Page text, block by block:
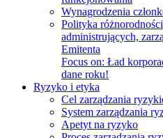
Wynagrodzenia
Polityka
administrujących,
Emitenta
Focus on: Ład
dane roku!
Ryzyko i etyka
Cel zarządzania
System zarządzania
Apetyt na ryzyko